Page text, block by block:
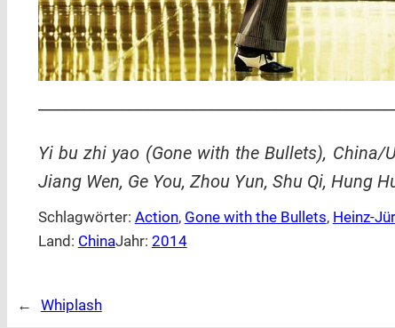
Yi bu zhi yao (Gone with the Bullets), China/
Jiang Wen, Ge You, Zhou Yun, Shu Qi, Hung
Schlagwörter: Action, Gone with the Bullets, Heinz-
Land: ChinaJahr: 2014
← Whiplash